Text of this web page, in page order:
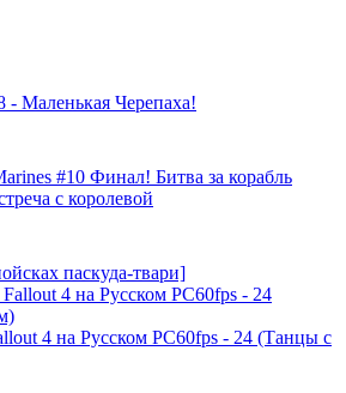
- Маленькая Черепаха!
#10 Финал! Битва за корабль
с королевой
паскуда-твари]
4 на Русском PС60fps - 24 (Танцы с